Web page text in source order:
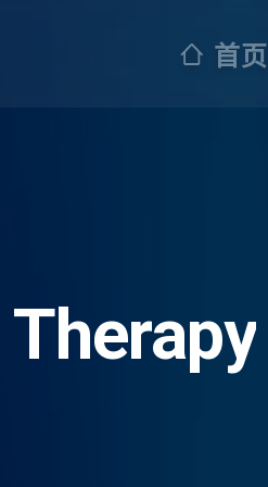
首页